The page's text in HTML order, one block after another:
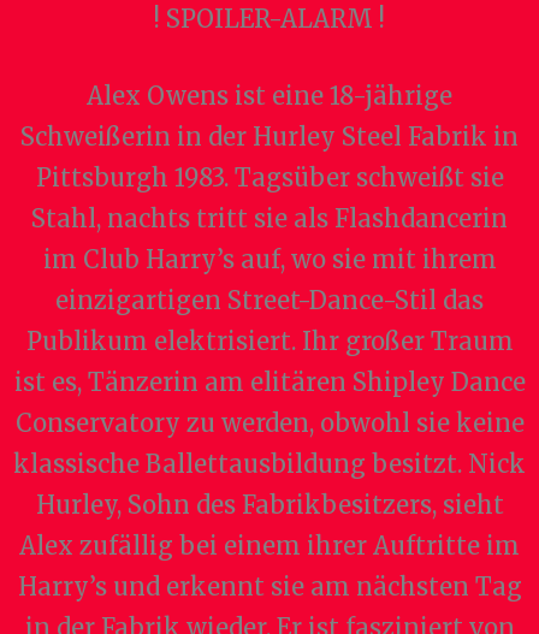
! SPOILER-ALARM !
Alex Owens ist eine 18-jährige
Schweißerin in der Hurley Steel Fabrik in
Pittsburgh 1983. Tagsüber schweißt sie
Stahl, nachts tritt sie als Flashdancerin
im Club Harry’s auf, wo sie mit ihrem
einzigartigen Street-Dance-Stil das
Publikum elektrisiert. Ihr großer Traum
ist es, Tänzerin am elitären Shipley Dance
Conservatory zu werden, obwohl sie keine
klassische Ballettausbildung besitzt. Nick
Hurley, Sohn des Fabrikbesitzers, sieht
Alex zufällig bei einem ihrer Auftritte im
Harry’s und erkennt sie am nächsten Tag
in der Fabrik wieder. Er ist fasziniert von